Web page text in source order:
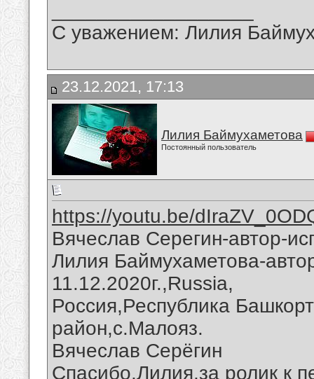
С уважением: Лилия
23.12.2021, 17:13
Лилия Баймухаметова
Постоянный пользователь
https://youtu.be/
Вячеслав Серегин-автор-
Лилия Баймухаметова-
11.12.2020г.,Russia,
Россия,Республика
район,с.Малояз.
Вячеслав Серёгин
Спасибо,Лилия,за ролик к